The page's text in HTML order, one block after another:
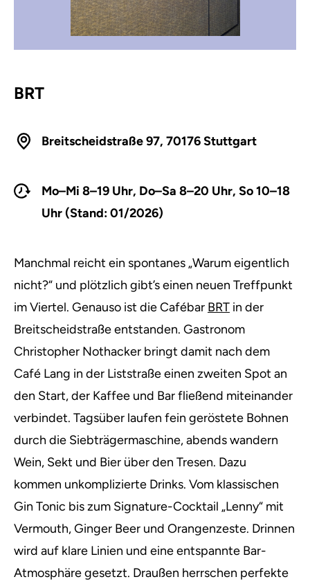
BRT
Breitscheidstraße 97, 70176 Stuttgart
Mo–Mi 8–19 Uhr, Do–Sa 8–20 Uhr, So 10–18
Uhr (Stand: 01/2026)
Manchmal reicht ein spontanes „Warum eigentlich
nicht?“ und plötzlich gibt’s einen neuen Treffpunkt
im Viertel. Genauso ist die Cafébar BRT in der
Breitscheidstraße entstanden. Gastronom
Christopher Nothacker bringt damit nach dem
Café Lang in der Liststraße einen zweiten Spot an
den Start, der Kaffee und Bar fließend miteinander
verbindet. Tagsüber laufen fein geröstete Bohnen
durch die Siebträgermaschine, abends wandern
Wein, Sekt und Bier über den Tresen. Dazu
kommen unkomplizierte Drinks. Vom klassischen
Gin Tonic bis zum Signature-Cocktail „Lenny“ mit
Vermouth, Ginger Beer und Orangenzeste. Drinnen
wird auf klare Linien und eine entspannte Bar-
Atmosphäre gesetzt. Draußen herrschen perfekte